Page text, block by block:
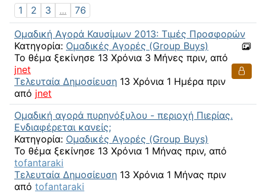
1
2 3 ...
76
Ομαδική Αγορά Καυσίμων 2013: Τιμές Προσφορών
Κατηγορία: Ομαδικές Αγορές (Group Buys)
Το θέμα ξεκίνησε 13 Χρόνια 3 Μήνες πριν, από
jnet
Τελευταία Δημοσίευση 13 Χρόνια 1 Ημέρα πριν
από jnet
Ομαδική αγορά πυρηνόξυλου - περιοχή Πιερίας.
Ενδιαφέρεται κανείς;
Κατηγορία: Ομαδικές Αγορές (Group Buys)
Το θέμα ξεκίνησε 13 Χρόνια 1 Μήνας πριν, από
tofantaraki
Τελευταία Δημοσίευση 13 Χρόνια 1 Μήνας πριν
από tofantaraki